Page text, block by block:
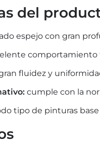
del
espejo con gran
comportamiento
fluidez y
cumple con la
tipo de pinturas